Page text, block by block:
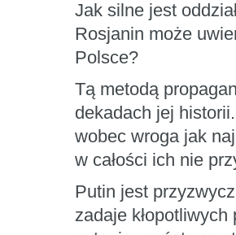
Jak silne jest
Rosjanin może
Polsce?
Tą metodą
dekadach jej
wobec wroga jak
w całości ich nie
Putin jest
zadaje kłopotliwych